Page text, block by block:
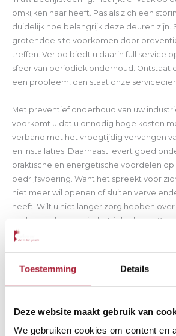
Toestemming Details
Deze website maakt gebruik van
We gebruiken cookies om content en
omkijken naar heeft. Pas als zich een
duidelijk hoe belangrijk deze deuren zijn.
grotendeels te voorkomen door
treffen. Verloo biedt u daarin full service
sfeer van periodiek onderhoud. Ontstaat
een probleem, dan staat onze
Met preventief onderhoud van uw
voorkomt u dat u onnodig hoge kosten
verband met het vroegtijdig vervangen
en installaties. Daarnaast levert goed
praktische en energetische voordelen op
bedrijfsvoering. Want het spreekt voor
niet meer wil openen of sluiten
heeft. Wilt u niet langer zorg hebben
onderhoud van uw industriële deuren?
dagen in de week voor u klaar staat en
concurrerend is in prijs? Dan bent u bij
Neem gerustcontactop voor een